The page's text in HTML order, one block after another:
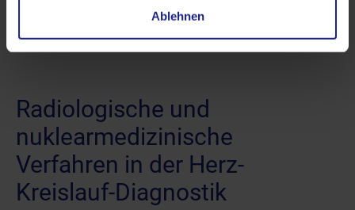
Ablehnen
Radiologische und
nuklearmedizinische
Verfahren in der Herz-
Kreislauf-Diagnostik